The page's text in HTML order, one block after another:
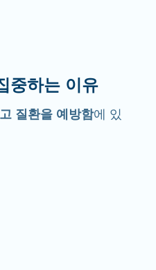
중하는 이유
질환을 예방함에 있